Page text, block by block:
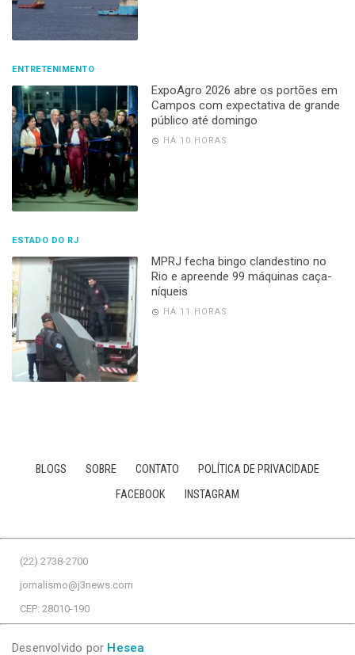
ENTRETENIMENTO
ExpoAgro 2026 abre os portões em
Campos com expectativa de grande
público até domingo
HÁ 10 HORAS
ESTADO DO RJ
MPRJ fecha bingo clandestino no
Rio e apreende 99 máquinas caça-
níqueis
HÁ 11 HORAS
BLOGS SOBRE CONTATO
POLÍTICA DE PRIVACIDADE
FACEBOOK
INSTAGRAM
(22) 2738-2700
jornalismo@j3news.com
CEP: 28010-190
Desenvolvido por Hesea